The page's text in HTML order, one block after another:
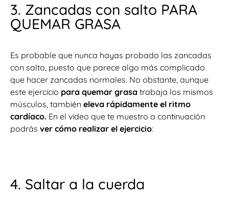
3. Zancadas con salto PARA
QUEMAR GRASA
Es probable que nunca hayas probado las zancadas
con salto, puesto que parece algo más complicado
que hacer zancadas normales. No obstante, aunque
este ejercicio para quemar grasa trabaja los mismos
músculos, también eleva rápidamente el ritmo
cardíaco. En el vídeo que te muestro a continuación
podrás ver cómo realizar el ejercicio:
4. Saltar a la cuerda